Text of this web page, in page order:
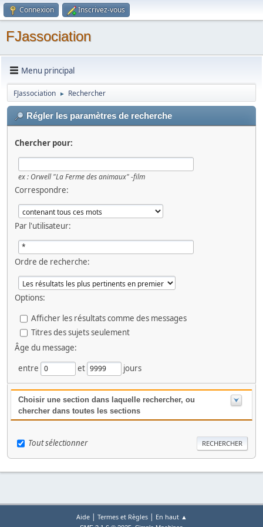
Connexion Inscrivez-vous
FJassociation
Menu principal
FJassociation ► Rechercher
Régler les paramètres de recherche
Chercher pour:
ex : Orwell "La Ferme des animaux" -film
Correspondre:
Par l'utilisateur:
Ordre de recherche:
Options:
Afficher les résultats comme des messages
Titres des sujets seulement
Âge du message:
entre
et jours
Choisir une section dans laquelle rechercher, ou
chercher dans toutes les sections
Tout sélectionner
Aide| Termes et Règles| En haut ▲